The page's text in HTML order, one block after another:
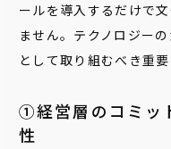
ールを導入するだけで
ません。テクノロジー
として取り組むべき重
①経営層のコミッ
性